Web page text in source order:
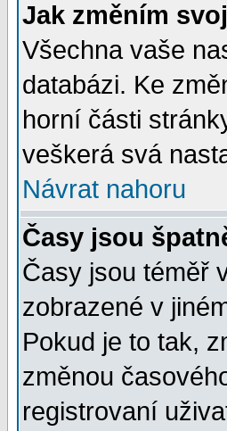
Jak změním
Všechna vaše
databázi. Ke
horní části
veškerá svá
Návrat nahoru
Časy jsou
Časy jsou téměř
zobrazené v
Pokud je to tak,
změnou
registrovaní